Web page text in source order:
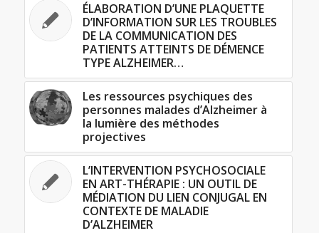
ÉLABORATION D’UNE PLAQUETTE
D’INFORMATION SUR LES TROUBLES
DE LA COMMUNICATION DES
PATIENTS ATTEINTS DE DÉMENCE
TYPE ALZHEIMER…
Les ressources psychiques des
personnes malades d’Alzheimer à
la lumière des méthodes
projectives
L’INTERVENTION PSYCHOSOCIALE
EN ART-THÉRAPIE : UN OUTIL DE
MÉDIATION DU LIEN CONJUGAL EN
CONTEXTE DE MALADIE
D’ALZHEIMER